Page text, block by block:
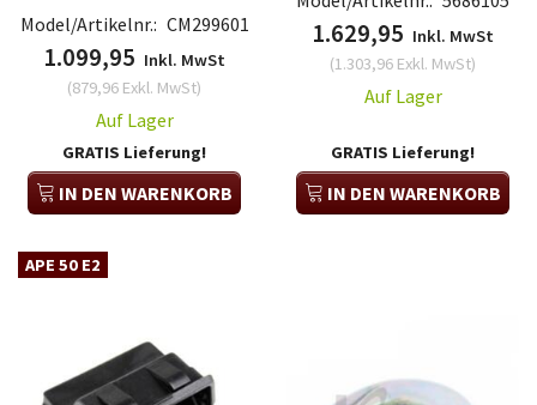
Model/Artikelnr.: CM299601
1.099,95 Inkl. MwSt
(879,96 Exkl. MwSt)
Auf Lager
GRATIS Lieferung!
IN DEN WARENKORB
1.629,95 Inkl. MwSt
(1.303,96 Exkl. MwSt)
Auf Lager
GRATIS Lieferung!
IN DEN WARENKORB
APE 50 E2